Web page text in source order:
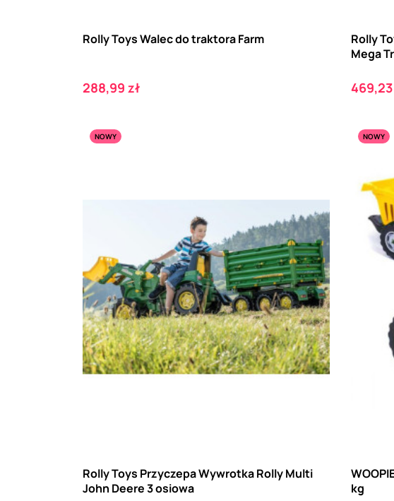
Rolly Toys Walec do traktora Farm
Cena
288,99 zł
Rolly
Mega
Cena
469,23
NOWY
Rolly Toys Przyczepa Wywrotka Rolly Multi
John Deere 3 osiowa
NOWY
kg